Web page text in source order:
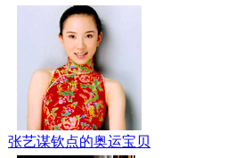
张艺谋钦点的奥运宝贝